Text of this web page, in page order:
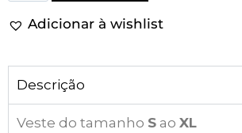
Adicionar à wishlist
Descrição
Veste do tamanho S ao XL